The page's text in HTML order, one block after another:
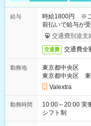
給与
時給1800円 ※ご
前払いで給与が
交通費別途支
交通費 交通費全
勤務地
東京都中央区
東京都中央区 東
Valextra
勤務時間
10:00～20:00 実働7.5時間／休憩1.5時間 営業時間に合わせた
シフト制